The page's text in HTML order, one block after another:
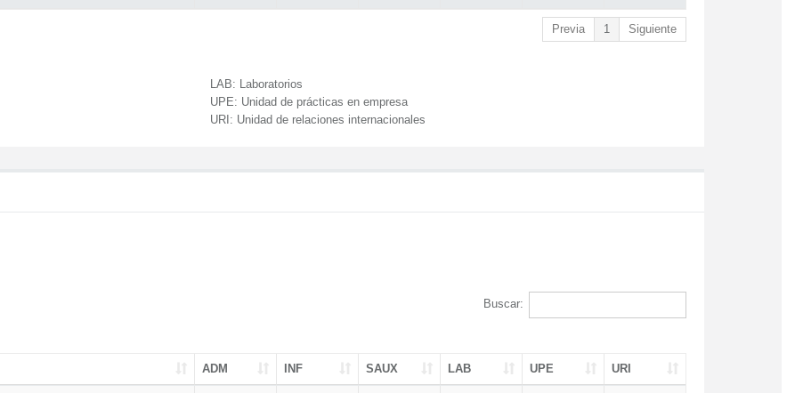
Previa 1 Siguiente
LAB: Laboratorios
UPE: Unidad de prácticas en empresa
URI: Unidad de relaciones internacionales
Buscar:
ADM INF SAUX LAB UPE URI